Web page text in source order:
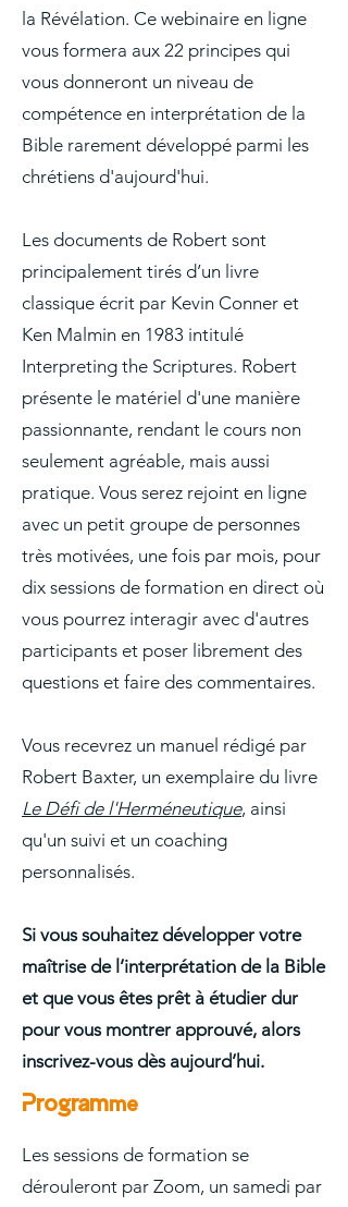
la Révélation. Ce webinaire en ligne
vous formera aux 22 principes qui
vous donneront un niveau de
compétence en interprétation de la
Bible rarement développé parmi les
chrétiens d'aujourd'hui.
Les documents de Robert sont
principalement tirés d’un livre
classique écrit par Kevin Conner et
Ken Malmin en 1983 intitulé
Interpreting the Scriptures. Robert
présente le matériel d'une manière
passionnante, rendant le cours non
seulement agréable, mais aussi
pratique. Vous serez rejoint en ligne
avec un petit groupe de personnes
très motivées, une fois par mois, pour
dix sessions de formation en direct où
vous pourrez interagir avec d'autres
participants et poser librement des
questions et faire des commentaires.
Vous recevrez un manuel rédigé par
Robert Baxter, un exemplaire du livre
Le Défi de l'Herméneutique, ainsi
qu'un suivi et un coaching
personnalisés.
Si vous souhaitez développer votre
maîtrise de l’interprétation de la Bible
et que vous êtes prêt à étudier dur
pour vous montrer approuvé, alors
inscrivez-vous dès aujourd’hui.
Programme
Les sessions de formation se
dérouleront par Zoom, un samedi par